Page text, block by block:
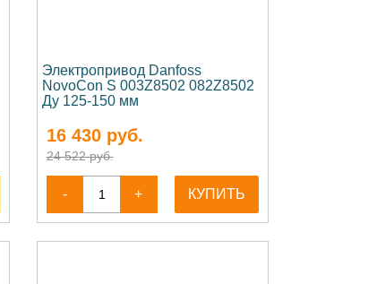
Электропривод Danfoss
NovoCon S 003Z8502 082Z8502
Ду 125-150 мм
16 430руб.
24 522 руб.
- + КУПИТЬ